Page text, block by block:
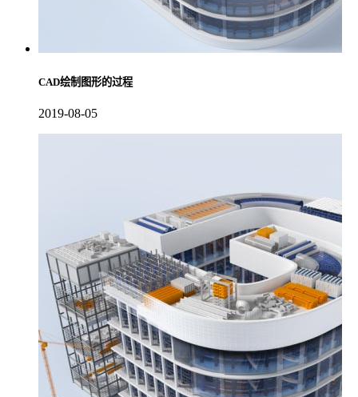
CAD绘制图形的过程
2019-08-05